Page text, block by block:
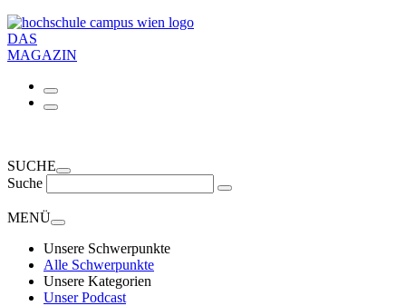
DAS
MAGAZIN
SUCHE
Suche
MENÜ
Unsere Schwerpunkte
Alle Schwerpunkte
Unsere Kategorien
Unser Podcast